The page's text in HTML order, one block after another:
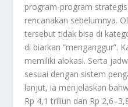
program-program
rencanakan sebelumnya.
tersebut tidak bisa di
di biarkan “menganggur”.
memiliki alokasi. Serta
sesuai dengan sistem
lanjut, ia menjelaskan
Rp 4,1 triliun dan Rp